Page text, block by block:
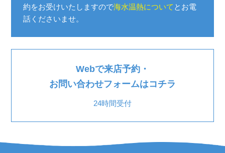
約をお受けいたしますので海水温熱について とお電
話くださいませ。
Webで来店予約・
お問い合わせフォームはコチラ
24時間受付